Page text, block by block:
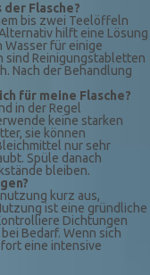
Flasche?
bis zwei Teelöffeln
hilft eine Lösung
Wasser für einige
sind Reinigungstabletten
Nach der Behandlung
für meine Flasche?
in der Regel
keine starken
sie können
nur sehr
Spüle danach
bleiben.
kurz aus,
ist eine gründliche
Dichtungen
Bedarf. Wenn sich
eine intensive